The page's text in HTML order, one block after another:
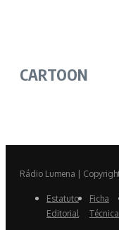
CARTOON
Rádio Lumena |
Estatuto
Editorial
Ficha
Técnica